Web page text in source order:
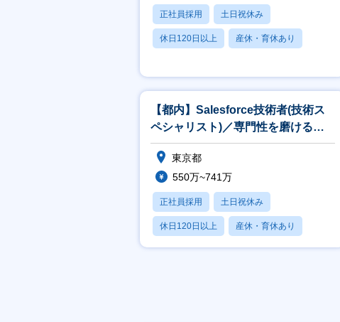
正社員採用 土日祝休み
休日120日以上 産休・育休あり
【都内】Salesforce技術者(技術ス
ペシャリスト)／専門性を磨ける環
境×上流工程×一部在宅可
東京都
550万~741万
正社員採用 土日祝休み
休日120日以上 産休・育休あり
月残業20時間以内